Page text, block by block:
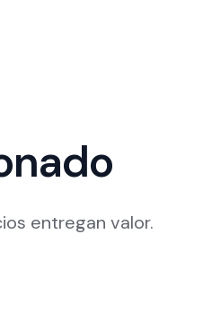
entregan valor.